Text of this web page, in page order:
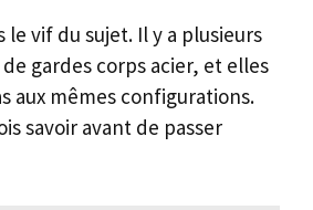
le vif du sujet. Il y a plusieurs
gardes corps acier, et elles
aux mêmes configurations.
savoir avant de passer